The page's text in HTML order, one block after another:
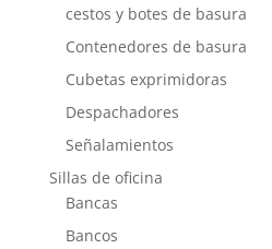
cestos y botes de basura
Contenedores de basura
Cubetas exprimidoras
Despachadores
Señalamientos
Sillas de oficina
Bancas
Bancos